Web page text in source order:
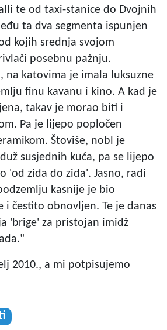
te od taxi-stanice do Dvojnih
ta dva segmenta ispunjen
kojih srednja svojom
posebnu pažnju.
na katovima je imala luksuzne
finu kavanu i kino. A kad je
takav je morao biti i
Pa je lijepo popločen
Štoviše, nobl je
susjednih kuća, pa se lijepo
'od zida do zida'. Jasno, radi
kasnije je bio
i čestito obnovljen. Te je danas
'brige' za pristojan imidž
2010., a mi potpisujemo